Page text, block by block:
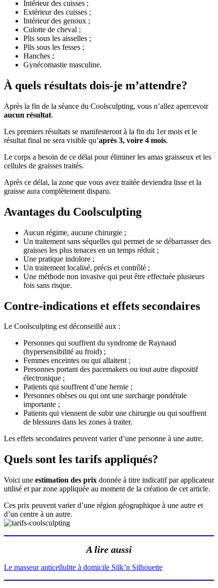
Intérieur des cuisses ;
Extérieur des cuisses ;
Intérieur des genoux ;
Culotte de cheval ;
Plis sous les aisselles ;
Plis sous les fesses ;
Hanches ;
Gynécomastie masculine.
À quels résultats dois-je m’attendre?
Après la fin de la séance du Coolsculpting, vous n’allez apercevoir
aucun résultat.
Les premiers résultats se manifesteront à la fin du 1er mois et le
résultat final ne sera visible qu’après 3, voire 4 mois.
Le corps a besoin de ce délai pour éliminer les amas graisseux et les
cellules de graisses traités.
Après ce délai, la zone que vous avez traitée deviendra lisse et la
graisse aura complètement disparu.
Avantages du Coolsculpting
Aucun régime, aucune chirurgie ;
Un traitement sans séquelles qui permet de se débarrasser des
graisses les plus tenaces en un temps réduit ;
Une pratique indolore ;
Un traitement localisé, précis et contrôlé ;
Une méthode non invasive qui peut être effectuée plusieurs
fois sans risque.
Contre-indications et effets secondaires
Le Coolsculpting est déconseillé aux :
Personnes qui souffrent du syndrome de Raynaud
(hypersensibilité au froid) ;
Femmes enceintes ou qui allaitent ;
Personnes portant des pacemakers ou tout autre dispositif
électronique ;
Patients qui souffrent d’une hernie ;
Personnes obèses ou qui ont une surcharge pondérale
importante ;
Patients qui viennent de subir une chirurgie ou qui souffrent
de blessures dans les zones à traiter.
Les effets secondaires peuvent varier d’une personne à une autre.
Quels sont les tarifs appliqués?
Voici une estimation des prix donnée à titre indicatif par applicateur
utilisé et par zone appliquée au moment de la création de cet article.
Ces prix peuvent varier d’une région géographique à une autre et
d’un centre à un autre.
A lire aussi
Le masseur anticellulite à domicile Silk’n Silhouette